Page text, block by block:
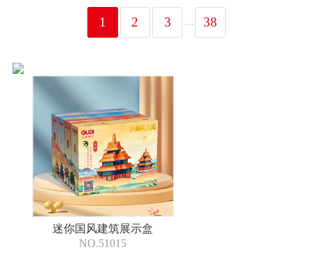
1 2 3 ... 38
迷你国风建筑展示盒
NO.51015